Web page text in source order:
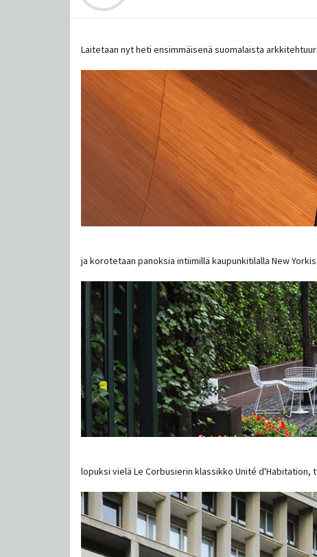
Laitetaan nyt heti ensimmäisenä suomalaista
ja korotetaan panoksia intiimillä kaupunkitilalla New
lopuksi vielä Le Corbusierin klassikko Unité d'Habitation,